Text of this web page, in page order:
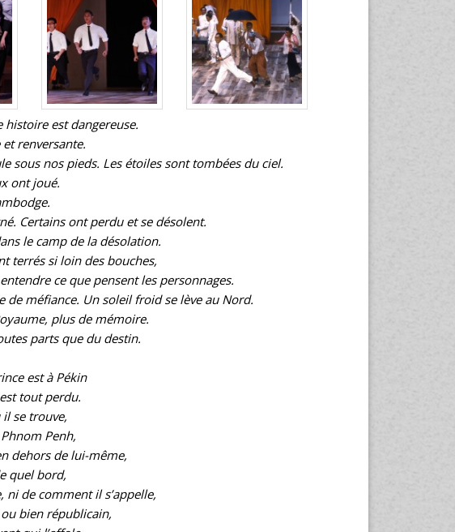
histoire est dangereuse.
renversante.
sous nos pieds. Les étoiles sont tombées du ciel.
ont joué.
Certains ont perdu et se désolent.
le camp de la désolation.
terrés si loin des bouches,
ce que pensent les personnages.
de méfiance. Un soleil froid se lève au Nord.
plus de mémoire.
parts que du destin.
est à Pékin
tout perdu.
se trouve,
Penh,
dehors de lui-même,
quel bord,
ni de comment il s’appelle,
ou bien républicain,